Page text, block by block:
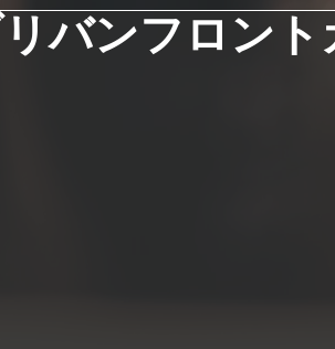
バンフロント